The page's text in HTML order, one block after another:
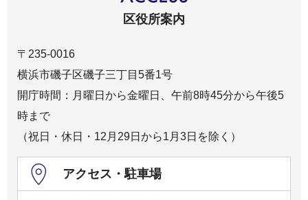
区役所案内
〒235-0016
横浜市磯子区磯子三丁目5番1号
開庁時間：月曜日から金曜日、午前8時45分から午後5
時まで
（祝日・休日・12月29日から1月3日を除く）
アクセス・駐車場